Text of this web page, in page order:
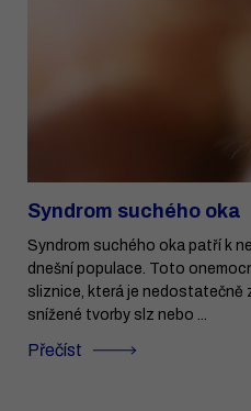
Syndrom suchého oka
Syndrom suchého oka patří k
dnešní populace. Toto
sliznice, která je nedostatečně
snížené tvorby slz nebo ...
Přečíst